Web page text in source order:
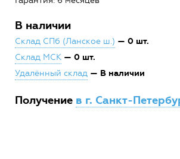
В наличии
Склад СПб (Ланское ш.) — 0 шт.
Склад МСК — 0 шт.
Удалённый склад — В наличии
Получение в г. Санкт-